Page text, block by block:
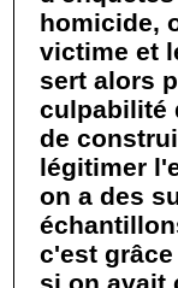
homicide,
victime et
sert alors
culpabilité
de
légitimer
on a des
c'est